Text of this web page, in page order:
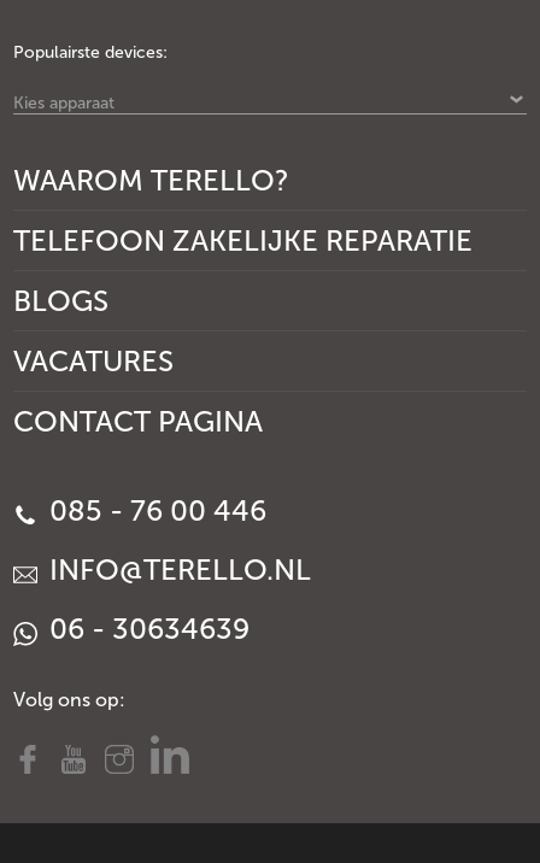
Populairste devices:
Kies apparaat
WAAROM TERELLO?
TELEFOON ZAKELIJKE REPARATIE
BLOGS
VACATURES
CONTACT PAGINA
085 - 76 00 446
INFO@TERELLO.NL
06 - 30634639
Volg ons op: